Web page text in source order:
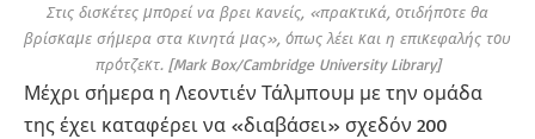
Στις δισκέτες μπορεί να βρει κανείς, «πρακτικά, οτιδήποτε θα
βρίσκαμε σήμερα στα κινητά μας», όπως λέει και η επικεφαλής του
πρότζεκτ. [Mark Box/Cambridge University Library]
Μέχρι σήμερα η Λεοντιέν Τάλμπουμ με την ομάδα
της έχει καταφέρει να «διαβάσει» σχεδόν 200